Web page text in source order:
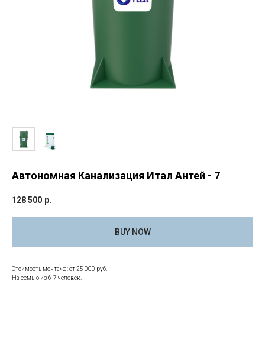
Автономная Канализация Итал Антей - 7
128 500 р.
BUY NOW
Стоимость монтажа: от 25 000 руб.
На семью из 6-7 человек.